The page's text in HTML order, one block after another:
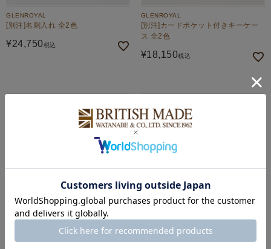
GLENROYAL
[別注]名刺入れ 全2色
¥24,750税込
GLENROYAL
[別注]カードポケット付きキーケー
ス 全2色
¥18,150税込